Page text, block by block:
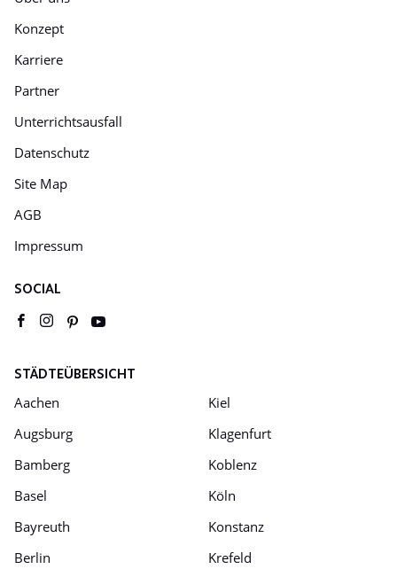
Konzept
Karriere
Partner
Unterrichtsausfall
Datenschutz
Site Map
AGB
Impressum
SOCIAL
facebookinstagram
pinterest
STÄDTEÜBERSICHT
Aachen
Augsburg
Bamberg
Basel
Bayreuth
Berlin
Kiel
Klagenfurt
Koblenz
Köln
Konstanz
Krefeld